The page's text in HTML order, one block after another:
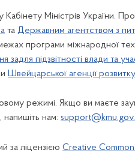
Кабінету Міністрів України.
та Державним агентством з
програми міжнародної
задля підзвітності влади та
Швейцарської агенції
режимі. Якщо ви маєте
напишіть нам:
за ліцензією Creative